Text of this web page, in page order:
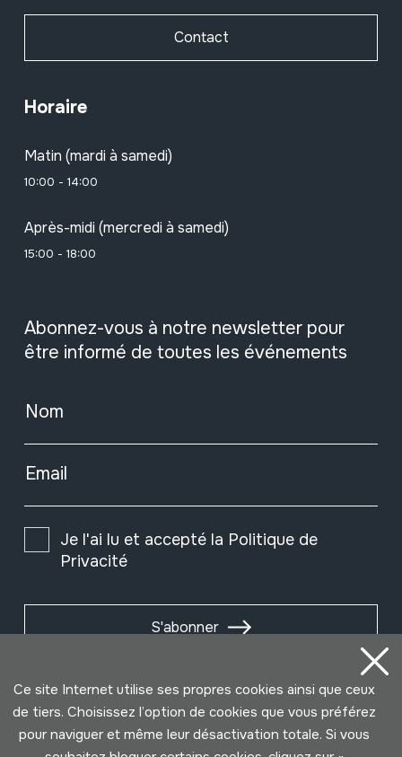
Contact
Horaire
Matin (mardi à samedi)
10:00 - 14:00
Après-midi (mercredi à samedi)
15:00 - 18:00
Abonnez-vous à notre newsletter pour
être informé de toutes les événements
Nom
Email
Je l'ai lu et accepté la Politique de
Privacité
S'abonner
Ce site Internet utilise ses propres cookies ainsi que ceux
de tiers. Choisissez l’option de cookies que vous préférez
pour naviguer et même leur désactivation totale. Si vous